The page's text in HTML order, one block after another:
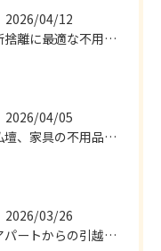
2026/04/12
断捨離に最適な不用品回収サービス
2026/04/05
仏壇、家具の不用品回収
2026/03/26
アパートからの引越の不用品回収